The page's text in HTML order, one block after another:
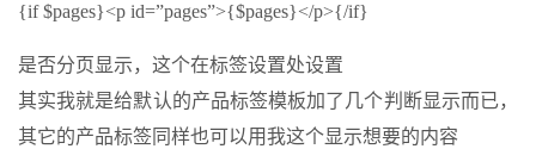
{if $pages}<p id=”pages”>{$pages}</p>{/if}
是否分页显示，这个在标签设置处设置
其实我就是给默认的产品标签模板加了几个判断显示而已，
其它的产品标签同样也可以用我这个显示想要的内容